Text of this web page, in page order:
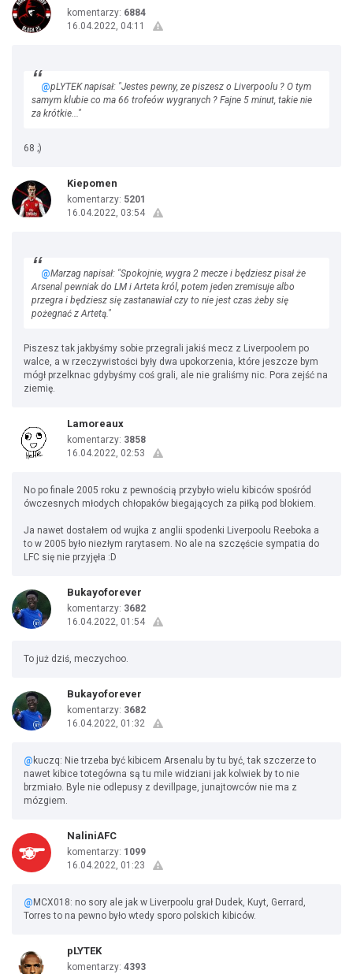
komentarzy: 6884
16.04.2022, 04:11
@pLYTEK napisał: "Jestes pewny, ze piszesz o Liverpoolu ? O tym
samym klubie co ma 66 trofeów wygranych ? Fajne 5 minut, takie nie
za krótkie..."
68 ;)
Kiepomen
komentarzy: 5201
16.04.2022, 03:54
@Marzag napisał: "Spokojnie, wygra 2 mecze i będziesz pisał że
Arsenal pewniak do LM i Arteta król, potem jeden zremisuje albo
przegra i będziesz się zastanawiał czy to nie jest czas żeby się
pożegnać z Artetą."
Piszesz tak jakbyśmy sobie przegrali jakiś mecz z Liverpoolem po
walce, a w rzeczywistości były dwa upokorzenia, które jeszcze bym
mógł przelknac gdybyśmy coś grali, ale nie graliśmy nic. Pora zejść na
ziemię.
Lamoreaux
komentarzy: 3858
16.04.2022, 02:53
No po finale 2005 roku z pewnością przybyło wielu kibiców spośród
ówczesnych młodych chłopaków biegających za piłką pod blokiem.
Ja nawet dostałem od wujka z anglii spodenki Liverpoolu Reeboka a
to w 2005 było niezłym rarytasem. No ale na szczęście sympatia do
LFC się nie przyjęła :D
Bukayoforever
komentarzy: 3682
16.04.2022, 01:54
To już dziś, meczychoo.
Bukayoforever
komentarzy: 3682
16.04.2022, 01:32
@ kuczq: Nie trzeba być kibicem Arsenalu by tu być, tak szczerze to
nawet kibice totegówna są tu mile widziani jak kolwiek by to nie
brzmiało. Byle nie odlepusy z devillpage, junajtowców nie ma z
mózgiem.
NaliniAFC
komentarzy: 1099
16.04.2022, 01:23
@ MCX018: no sory ale jak w Liverpoolu grał Dudek, Kuyt, Gerrard,
Torres to na pewno było wtedy sporo polskich kibiców.
pLYTEK
komentarzy: 4393